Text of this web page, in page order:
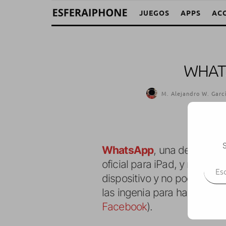
JUEGOS APPS
M. Alejandro W.
WhatsApp, una de las
oficial para iPad, y no solo
dispositivo y no podremos
las ingenia para hacer
Facebook).